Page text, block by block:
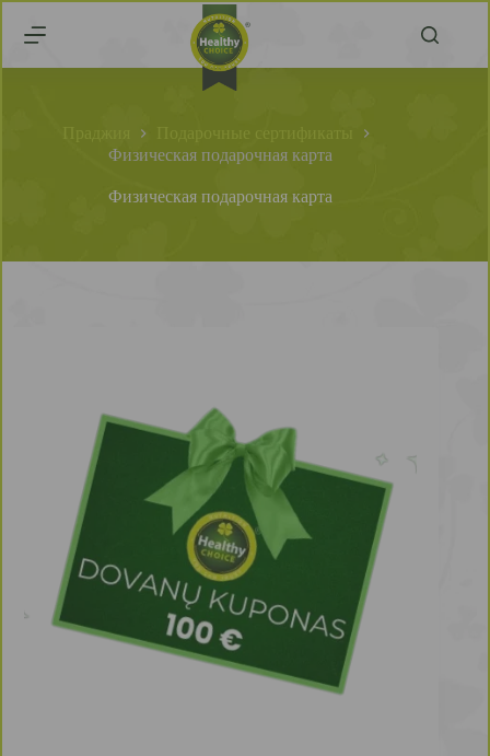
Физическая подарочная карта
Физическая подарочная карта